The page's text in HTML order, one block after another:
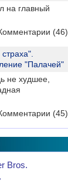
на главный
(46)
"Палачей"
не худшее,
(45)
Bros.